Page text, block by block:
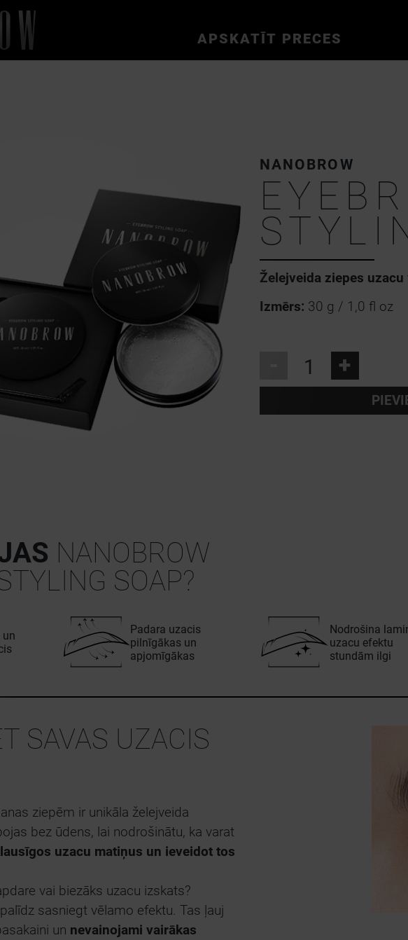
APSKATĪT PRECES
NANOBROW
Želejveida ziepes
Izmērs: 30 g / 1,0 fl oz
+
NANOBROW
SOAP?
un
Padara uzacis
pilnīgākas un
apjomīgākas
Nodrošina
uzacu efektu
stundām ilgi
SAVAS UZACIS
ziepēm ir unikāla želejveida
bez ūdens, lai nodrošinātu, ka varat
uzacu matiņus un ieveidot tos
vai biezāks uzacu izskats?
sasniegt vēlamo efektu. Tas ļauj
un nevainojami vairākas